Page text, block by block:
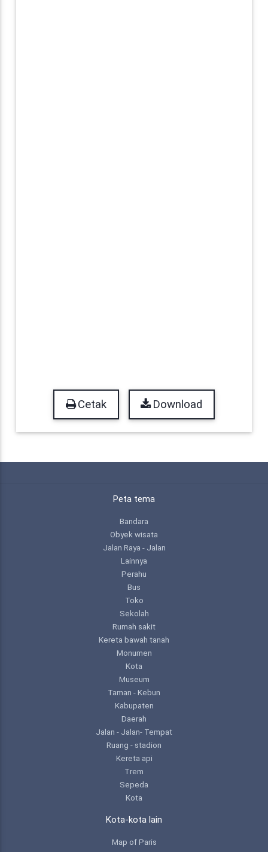
Cetak Download
Peta tema
Bandara
Obyek wisata
Jalan Raya - Jalan
Lainnya
Perahu
Bus
Toko
Sekolah
Rumah sakit
Kereta bawah tanah
Monumen
Kota
Museum
Taman - Kebun
Kabupaten
Daerah
Jalan - Jalan- Tempat
Ruang - stadion
Kereta api
Trem
Sepeda
Kota
Kota-kota lain
Map of Paris